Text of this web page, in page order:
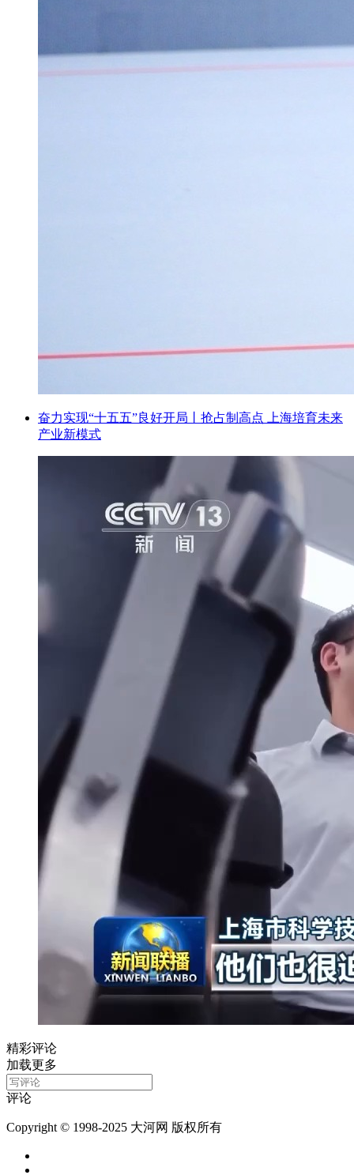
奋力实现“十五五”良好开局丨抢占制高点 上海培育未来
产业新模式
精彩评论
加载更多
评论
Copyright © 1998-2025 大河网 版权所有